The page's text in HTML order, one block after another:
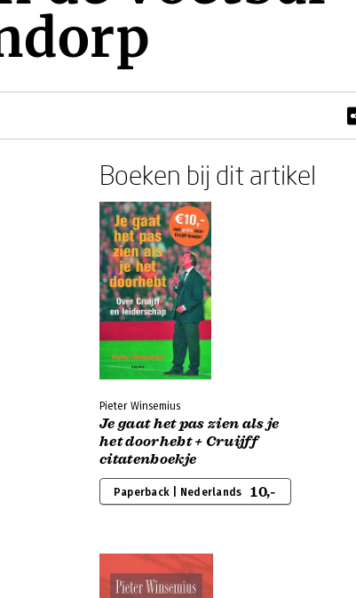
Boeken bij dit artikel
Pieter Winsemius
Je gaat het pas zien als je
het doorhebt + Cruijff
citatenboekje
Paperback | Nederlands 10,-